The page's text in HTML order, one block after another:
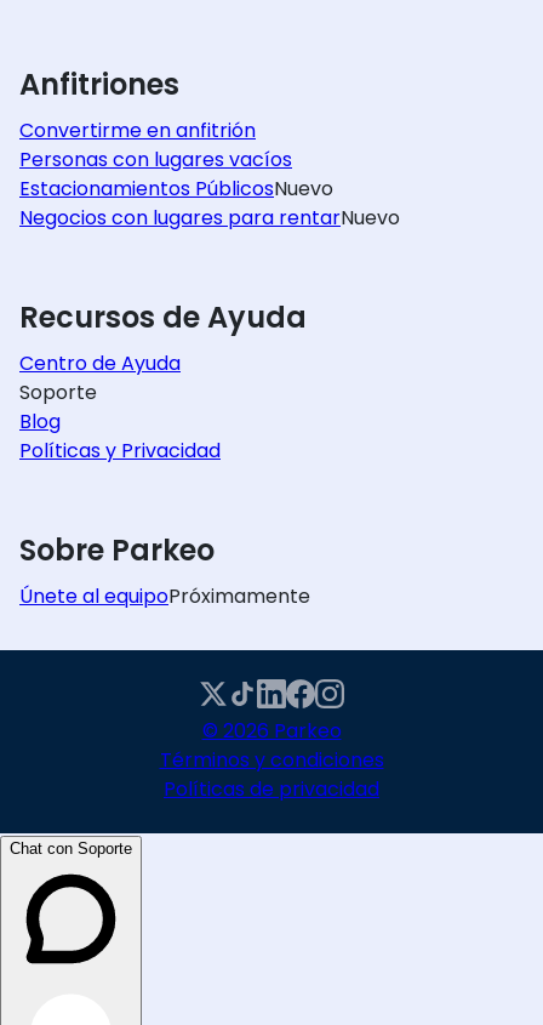
Anfitriones
Convertirme en anfitrión
Personas con lugares vacíos
Estacionamientos PúblicosNuevo
Negocios con lugares para rentarNuevo
Recursos de Ayuda
Centro de Ayuda
Soporte
Blog
Políticas y Privacidad
Sobre Parkeo
Únete al equipoPróximamente
© 2026 Parkeo
Términos y condiciones
Políticas de privacidad
Chat con Soporte